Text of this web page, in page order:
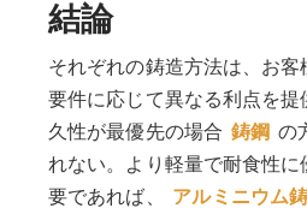
結論
それぞれの鋳造方法は、お
要件に応じて異なる利点を
久性が最優先の場合 鋳鋼の
れない。より軽量で耐食性
要であれば、 アルミニウム